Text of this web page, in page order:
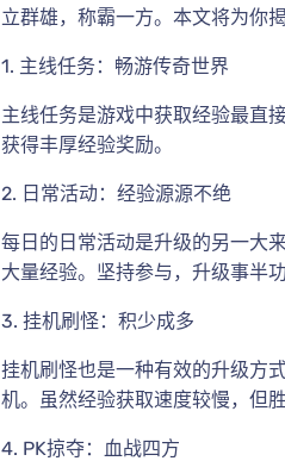
立群雄，称霸一方。本文将为你
1. 主线任务：畅游传奇世界
主线任务是游戏中获取经验最直
获得丰厚经验奖励。
2. 日常活动：经验源源不绝
每日的日常活动是升级的另一大
大量经验。坚持参与，升级事半功
3. 挂机刷怪：积少成多
挂机刷怪也是一种有效的升级方
机。虽然经验获取速度较慢，但
4. PK掠夺：血战四方